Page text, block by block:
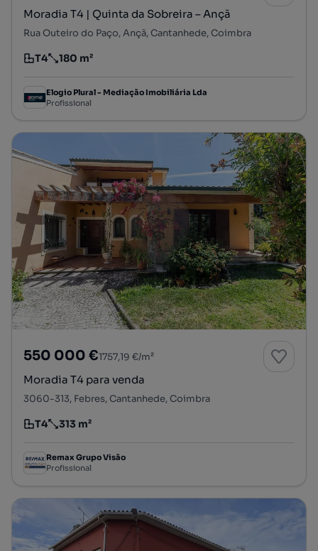
Moradia T4 | Quinta da Sobreira – Ançã
Rua Outeiro do Paço, Ançã, Cantanhede, Coimbra
Tipologia
T4
Preço por metro quadrado
180 m²
Elogio Plural - Mediação Imobiliária Lda
Profissional
550 000 €1757,19 €/m²
Moradia T4 para venda
3060-313, Febres, Cantanhede, Coimbra
Tipologia
T4
Preço por metro quadrado
313 m²
Remax Grupo Visão
Profissional